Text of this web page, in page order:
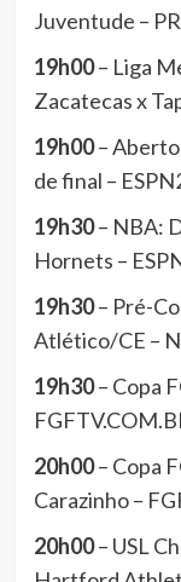
Juventude –
19h00– Liga
Zacatecas x
19h00–
de final –
19h30– NBA:
Hornets –
19h30– Pré-
Atlético/CE –
19h30– Copa
20h00– Copa
Carazinho –
20h00– USL